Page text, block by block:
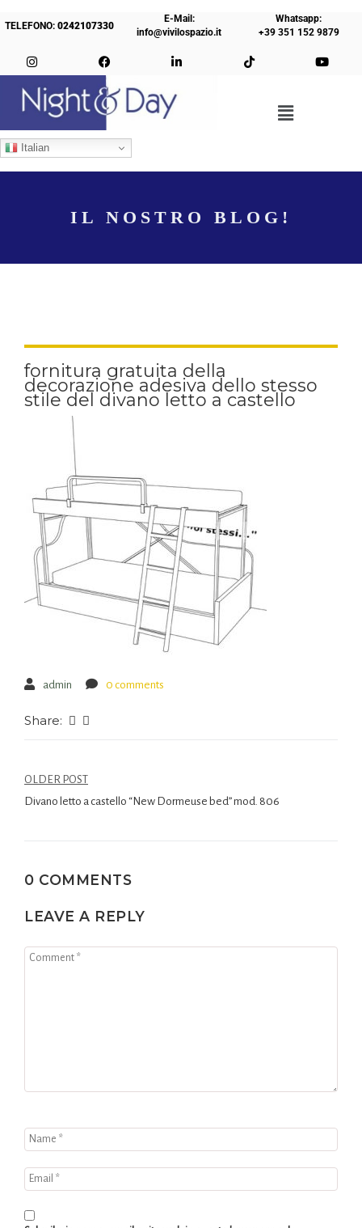
TELEFONO:0242107330
E-Mail:
info@vivilospazio.it
Whatsapp:
+39 351 152 9879
Italian
IL NOSTRO BLOG!
fornitura gratuita della
decorazione adesiva dello stesso
stile del divano letto a castello
admin 0 comments
Share:
OLDER POST
Divano letto a castello “New Dormeuse bed” mod. 806
0 COMMENTS
LEAVE A REPLY